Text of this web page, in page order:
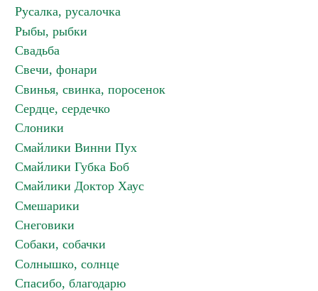
Русалка, русалочка
Рыбы, рыбки
Свадьба
Свечи, фонари
Свинья, свинка, поросенок
Сердце, сердечко
Слоники
Смайлики Винни Пух
Смайлики Губка Боб
Смайлики Доктор Хаус
Смешарики
Снеговики
Собаки, собачки
Солнышко, солнце
Спасибо, благодарю